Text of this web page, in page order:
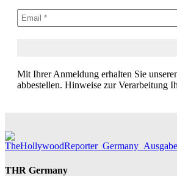
Mit Ihrer Anmeldung erhalten Sie
abbestellen. Hinweise zur Verarbeitung
THR Germany